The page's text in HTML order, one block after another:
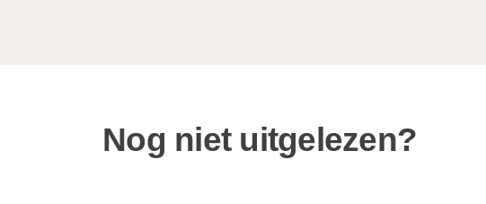
Nog niet uitgelezen?